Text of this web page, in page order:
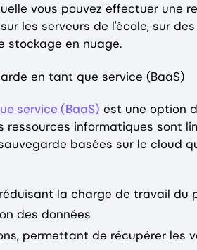
vous pouvez effectuer une
les serveurs de l'école, sur
stockage en nuage.
en tant que service (BaaS)
service (BaaS) est une option
informatiques sont
basées sur le cloud
la charge de travail du
des données
permettant de récupérer les